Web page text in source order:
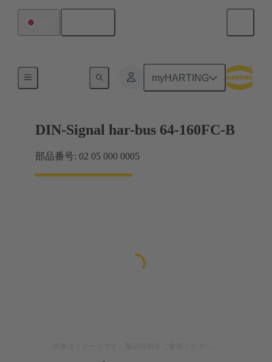
myHARTING
DIN-Signal har-bus 64-160FC-B
部品番号: 02 05 000 0005